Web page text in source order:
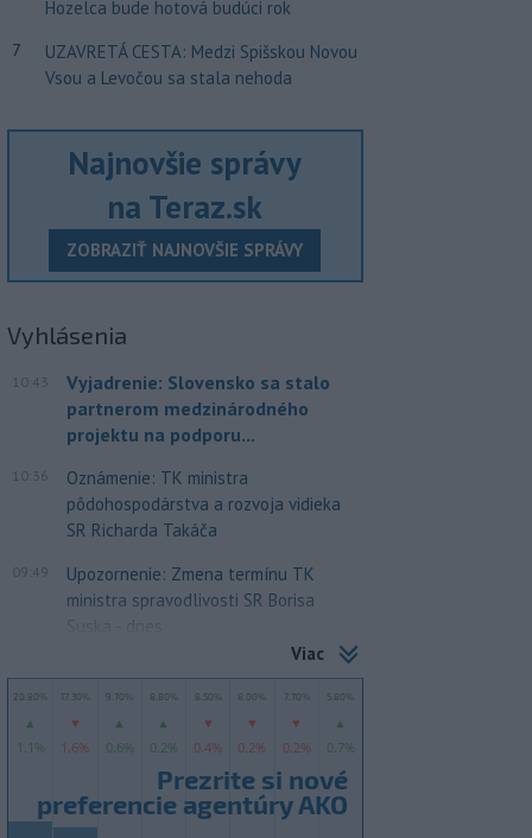
Hozelca bude hotová budúci rok
7
UZAVRETÁ CESTA: Medzi Spišskou Novou
Vsou a Levočou sa stala nehoda
Najnovšie správy
na Teraz.sk
ZOBRAZIŤ NAJNOVŠIE SPRÁVY
Vyhlásenia
10:43
Vyjadrenie: Slovensko sa stalo
partnerom medzinárodného
projektu na podporu...
10:36
Oznámenie: TK ministra
pôdohospodárstva a rozvoja vidieka
SR Richarda Takáča
09:49
Upozornenie: Zmena termínu TK
ministra spravodlivosti SR Borisa
Suska - dnes
Viac